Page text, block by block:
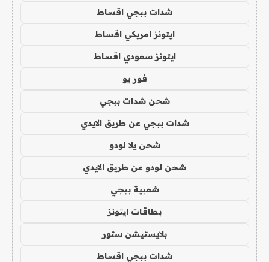
شدات ببجي اقساط
ايتونز امريكي اقساط
ايتونز سعودي اقساط
فور يو
شحن شدات ببجي
شدات ببجي عن طريق الايدي
شحن يلا لودو
شحن لودو عن طريق الايدي
شعبية ببجي
بطاقات ايتونز
بلايستيشن ستور
شدات ببجي اقساط